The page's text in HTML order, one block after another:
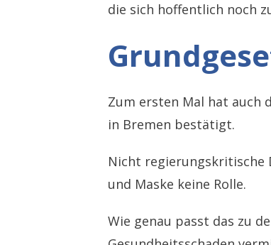
die sich hoffentlich noch
Zum ersten Mal hat auch
in Bremen bestätigt.
Nicht regierungskritische
und Maske keine Rolle.
Wie genau passt das zu